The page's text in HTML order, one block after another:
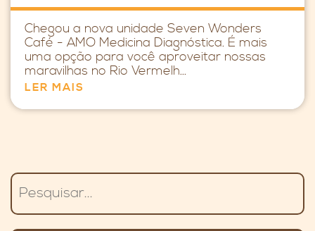
Chegou a nova unidade Seven Wonders
Café - AMO Medicina Diagnóstica. É mais
uma opção para você aproveitar nossas
maravilhas no Rio Vermelh...
LER MAIS
Pesquisar